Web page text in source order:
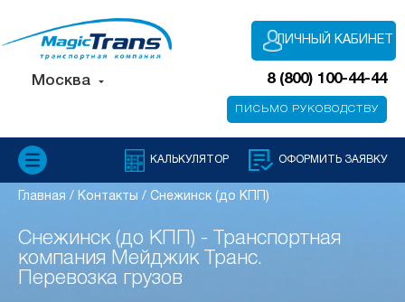
Москва 8 (800) 100-44-44
ЛИЧНЫЙ КАБИНЕТ
ПИСЬМО РУКОВОДСТВУ
КАЛЬКУЛЯТОР ОФОРМИТЬ ЗАЯВКУ
Главная / Контакты / Снежинск (до КПП)
Снежинск (до КПП) - Транспортная
компания Мейджик Транс.
Перевозка грузов